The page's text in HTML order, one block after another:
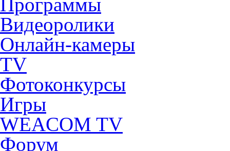
Видеоролики
Онлайн-камеры
TV
Фотоконкурсы
Игры
WEACOM TV
Форум